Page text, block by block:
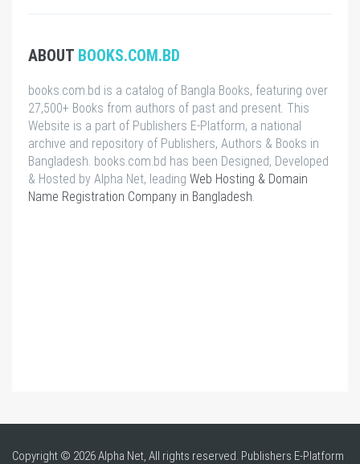
ABOUT BOOKS.COM.BD
books.com.bd is a catalog of Bangla Books, featuring over
27,500+ Books from authors of past and present. This
Website is a part of Publishers E-Platform, a national
archive and repository of Publishers, Authors & Books in
Bangladesh. books.com.bd has been Designed, Developed
& Hosted by Alpha Net, leading Web Hosting & Domain
Name Registration Company in Bangladesh
Copyright © 2026 Alpha Net, All rights reserved. Publishers E-Platform